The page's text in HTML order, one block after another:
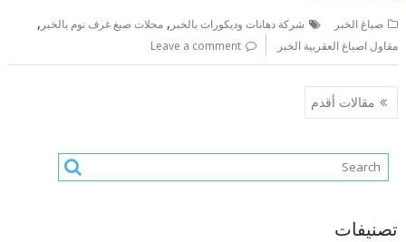
صباغ الخبر شركة دهانات وديكورات بالخبر ,محلات صبغ غرف نوم بالخبر ,
مقاول اصباغ العقربية الخبر Leave a comment
تصفّح
المقالات
مقالات أقدم
تصنيفات